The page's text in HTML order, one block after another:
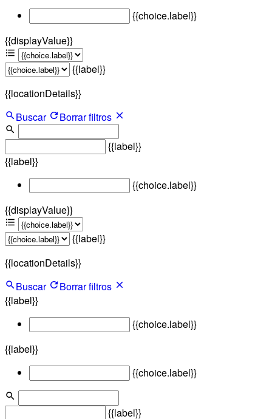
{{choice.label}}
{{displayValue}}
{{label}}
{{locationDetails}}
Buscar
Borrar filtros
{{label}}
{{label}}
{{choice.label}}
{{displayValue}}
{{label}}
{{locationDetails}}
Buscar
Borrar filtros
{{label}}
{{choice.label}}
{{label}}
{{choice.label}}
{{label}}